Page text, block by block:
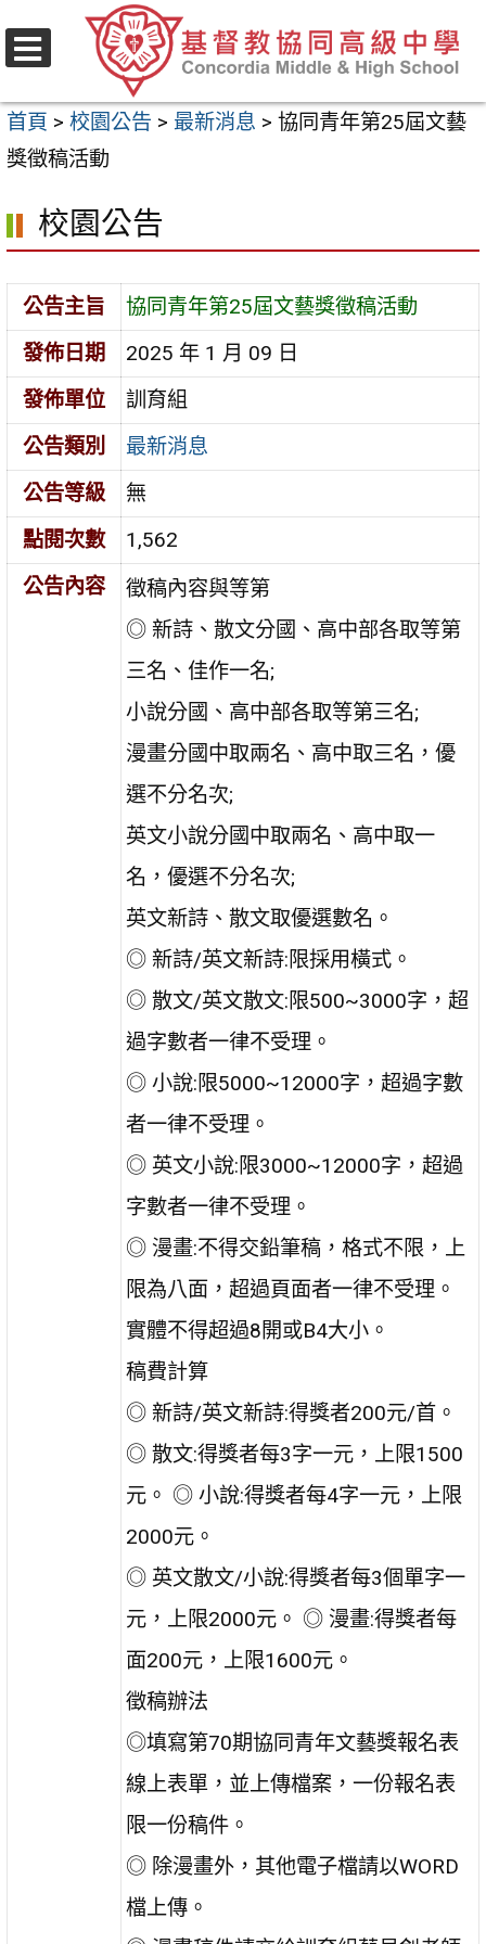
至
要
內
區
首頁 > 校園公告 > 最新消息 > 協同青年第25屆文藝
獎徵稿活動
校園公告
公告主旨
協同青年第25屆文藝獎徵稿活動
發佈日期
2025 年 1 月 09 日
發佈單位
訓育組
公告類別
最新消息
公告等級
無
點閱次數
1,562
公告內容
徵稿內容與等第
◎ 新詩、散文分國、高中部各取等第
三名、佳作一名;
小說分國、高中部各取等第三名;
漫畫分國中取兩名、高中取三名，優
選不分名次;
英文小說分國中取兩名、高中取一
名，優選不分名次;
英文新詩、散文取優選數名。
◎ 新詩/英文新詩:限採用橫式。
◎ 散文/英文散文:限500~3000字，超
過字數者一律不受理。
◎ 小說:限5000~12000字，超過字數
者一律不受理。
◎ 英文小說:限3000~12000字，超過
字數者一律不受理。
◎ 漫畫:不得交鉛筆稿，格式不限，上
限為八面，超過頁面者一律不受理。
實體不得超過8開或B4大小。
稿費計算
◎ 新詩/英文新詩:得獎者200元/首。
◎ 散文:得獎者每3字一元，上限1500
元。 ◎ 小說:得獎者每4字一元，上限
2000元。
◎ 英文散文/小說:得獎者每3個單字一
元，上限2000元。 ◎ 漫畫:得獎者每
面200元，上限1600元。
徵稿辦法
◎填寫第70期協同青年文藝獎報名表
線上表單，並上傳檔案，一份報名表
限一份稿件。
◎ 除漫畫外，其他電子檔請以WORD
檔上傳。
選
單